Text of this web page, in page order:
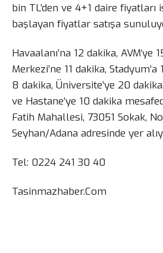
bin TL’den ve 4+1 daire fiyatları
başlayan fiyatlar satışa
Havaalanı’na 12 dakika, AVM’ye
Merkezi’ne 11 dakika, Stadyum’a
8 dakika, Üniversite’ye 20
ve Hastane’ye 10 dakika
Fatih Mahallesi, 73051 Sokak,
Seyhan/Adana adresinde yer
Tel: 0224 241 30 40
Tasinmazhaber.Com